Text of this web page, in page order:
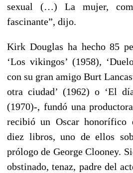
sexual (…) La mujer,
fascinante”, dijo.
Kirk Douglas ha hecho 85
‘Los vikingos’ (1958),
con su gran amigo Burt
otra ciudad’ (1962) o ‘El
(1970)-, fundó una
recibió un Oscar honorífico
diez libros, uno de ellos
prólogo de George Clooney.
obstinado, tenaz, padre del